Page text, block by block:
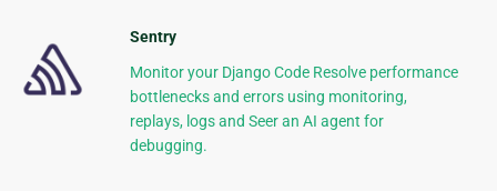
Sentry
Monitor your Django Code Resolve performance
bottlenecks and errors using monitoring,
replays, logs and Seer an AI agent for
debugging.